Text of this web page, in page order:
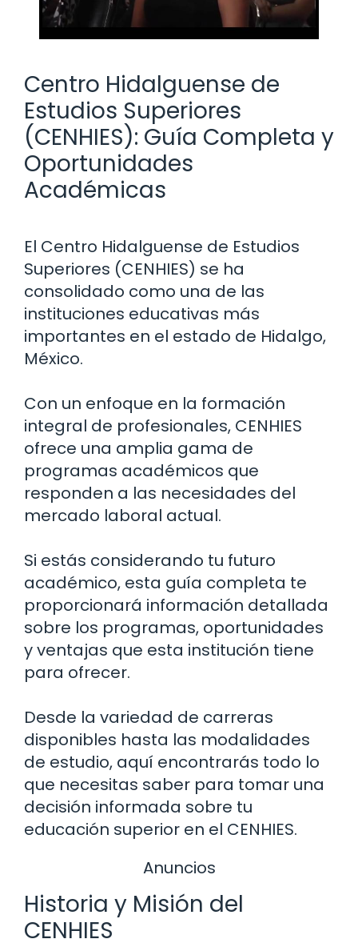
Centro Hidalguense de
Estudios Superiores
(CENHIES): Guía Completa y
Oportunidades
Académicas
El Centro Hidalguense de Estudios
Superiores (CENHIES) se ha
consolidado como una de las
instituciones educativas más
importantes en el estado de Hidalgo,
México.
Con un enfoque en la formación
integral de profesionales, CENHIES
ofrece una amplia gama de
programas académicos que
responden a las necesidades del
mercado laboral actual.
Si estás considerando tu futuro
académico, esta guía completa te
proporcionará información detallada
sobre los programas, oportunidades
y ventajas que esta institución tiene
para ofrecer.
Desde la variedad de carreras
disponibles hasta las modalidades
de estudio, aquí encontrarás todo lo
que necesitas saber para tomar una
decisión informada sobre tu
educación superior en el CENHIES.
Anuncios
Historia y Misión del
CENHIES